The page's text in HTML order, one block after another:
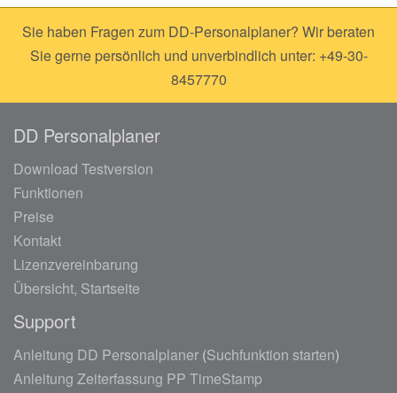
Sie haben Fragen zum DD-Personalplaner? Wir beraten
Sie gerne persönlich und unverbindlich unter: +49-30-
8457770
DD Personalplaner
Download Testversion
Funktionen
Preise
Kontakt
Lizenzvereinbarung
Übersicht, Startseite
Support
Anleitung DD Personalplaner (Suchfunktion starten)
Anleitung Zeiterfassung PP TimeStamp